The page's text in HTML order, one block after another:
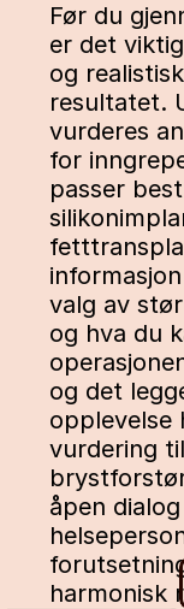
Før du
er det
og
resultatet.
vurderes
for
passer
valg av
og hva du
og det
opplevelse
vurdering
åpen
harmonisk